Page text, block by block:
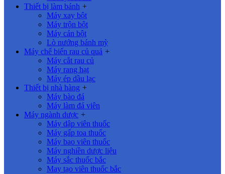
Thiết bị làm bánh +
Máy xay bột
Máy trộn bột
Máy cán bột
Lò nướng bánh mỳ
Máy chế biến rau củ quả +
Máy cắt rau củ
Máy rang hạt
Máy ép dầu lạc
Thiết bị nhà hàng +
Máy bào đá
Máy làm đá viên
Máy ngành dược +
Máy dập viên thuốc
Máy gấp toa thuốc
Máy bao viên thuốc
Máy nghiền dược liệu
Máy sắc thuốc bắc
May tạo viên thuốc bắc